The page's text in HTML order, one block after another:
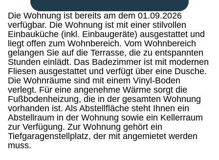
Die Wohnung ist bereits am dem 01.09.2026
verfügbar. Die Wohnung ist mit einer stilvollen
Einbauküche (inkl. Einbaugeräte) ausgestattet und
liegt offen zum Wohnbereich. Vom Wohnbereich
gelangen Sie auf die Terrasse, die zu entspannten
Stunden einlädt. Das Badezimmer ist mit modernen
Fliesen ausgestattet und verfügt über eine Dusche.
Die Wohnräume sind mit einem Vinyl-Boden
verlegt. Für eine angenehme Wärme sorgt die
Fußbodenheizung, die in der gesamten Wohnung
vorhanden ist. Als Abstellfläche steht Ihnen ein
Abstellraum in der Wohnung sowie ein Kellerraum
zur Verfügung. Zur Wohnung gehört ein
Tiefgaragenstellplatz, der mit angemietet werden
muss.